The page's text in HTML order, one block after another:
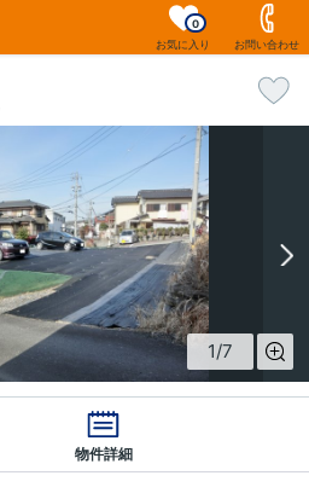
お気に入り
0
お問い合わせ
1/7
物件詳細